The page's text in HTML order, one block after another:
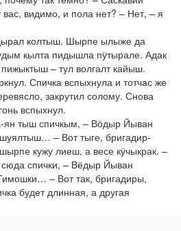
видимо, и пола нет? – Нет, – я
колтыш. Шырпе ылыже да
кылта пидышла пӱтырале. Адак
– тул волгалт кайыш.
Спичка вспыхнула и тотчас же
закрутил солому. Снова
вспыхнул.
ян тыш спичкым, – Вӧдыр Йыван
– Вот тыге, бригадир-
кужу лиеш, а весе кӱчыкрак. –
спички, – Вёдыр Йыван
– Вот так, бригадиры,
будет длинная, а другая